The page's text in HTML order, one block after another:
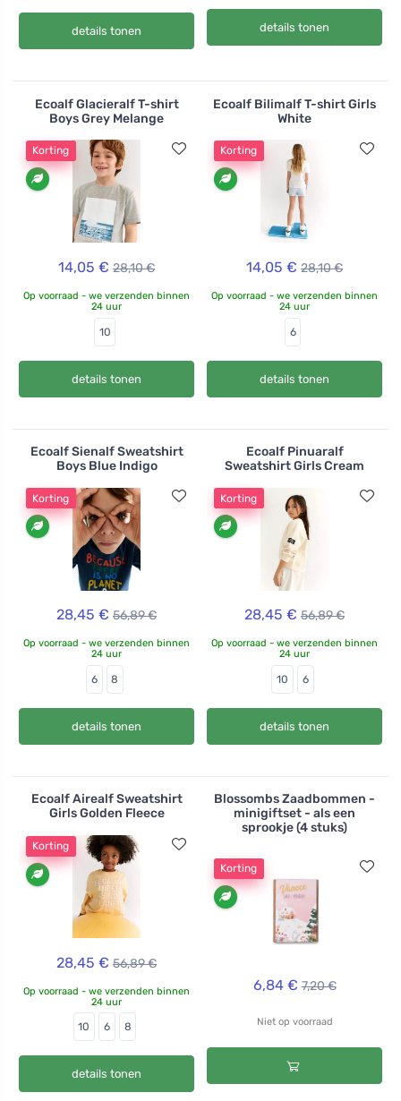
details tonen details tonen
Ecoalf Glacieralf T-shirt
Boys Grey Melange
Korting
14,05 € 28,10 €
Op voorraad - we verzenden binnen
24 uur
10
details tonen
Ecoalf Bilimalf T-shirt Girls
White
Korting
14,05 € 28,10 €
Op voorraad - we verzenden binnen
24 uur
6
details tonen
Ecoalf Sienalf Sweatshirt
Boys Blue Indigo
Korting
28,45 € 56,89 €
Op voorraad - we verzenden binnen
24 uur
6 8
details tonen
Ecoalf Pinuaralf
Sweatshirt Girls Cream
Korting
28,45 € 56,89 €
Op voorraad - we verzenden binnen
24 uur
10 6
details tonen
Ecoalf Airealf Sweatshirt
Girls Golden Fleece
Korting
28,45 € 56,89 €
Op voorraad - we verzenden binnen
24 uur
10 6 8
details tonen
Blossombs Zaadbommen -
minigiftset - als een
sprookje (4 stuks)
Korting
6,84 € 7,20 €
Niet op voorraad